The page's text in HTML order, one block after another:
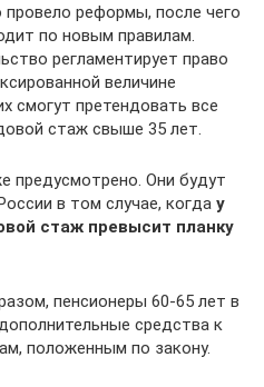
провело реформы, после чего
по новым правилам.
регламентирует право
величине
смогут претендовать все
стаж свыше 35 лет.
предусмотрено. Они будут
в том случае, когда у
стаж превысит планку
пенсионеры 60-65 лет в
средства к
положенным по закону.